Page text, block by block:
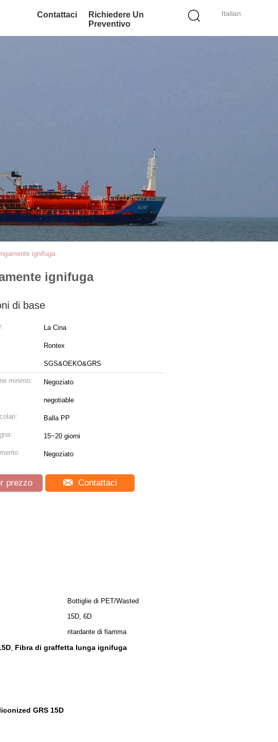
Italian
Contattaci
Richiedere Un
Preventivo
ignifuga
ignifuga
di base
La Cina
Rontex
SGS&OEKO&GRS
minimo: Negoziato
negotiable
Balla PP
15~20 giorni
Negoziato
prezzo Contattaci
Bottiglie di PET/Wasted
15D, 6D
ritardante di fiamma
, Fibra di graffetta lunga ignifuga
GRS 15D